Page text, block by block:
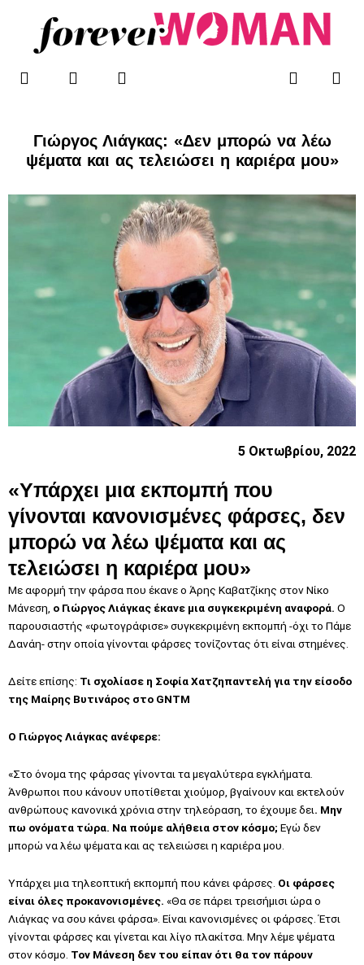
περιεχόμενο
F
a
o
o
-
T
w
t
e
r
I
n
a
g
r
m
Search
Γιώργος Λιάγκας: «Δεν μπορώ να λέω
ψέματα και ας τελειώσει η καριέρα μου»
5 Οκτωβρίου, 2022
«Υπάρχει μια εκπομπή που
γίνονται κανονισμένες φάρσες, δεν
μπορώ να λέω ψέματα και ας
τελειώσει η καριέρα μου»
Με αφορμή την φάρσα που έκανε ο Άρης Καβατζίκης στον Νίκο
Μάνεση, ο Γιώργος Λιάγκας έκανε μια συγκεκριμένη αναφορά. Ο
παρουσιαστής «φωτογράφισε» συγκεκριμένη εκπομπή -όχι το Πάμε
Δανάη- στην οποία γίνονται φάρσες τονίζοντας ότι είναι στημένες.
Δείτε επίσης: Τι σχολίασε η Σοφία Χατζηπαντελή για την είσοδο
της Μαίρης Βυτινάρος στο GNTM
Ο Γιώργος Λιάγκας ανέφερε:
«Στο όνομα της φάρσας γίνονται τα μεγαλύτερα εγκλήματα.
Άνθρωποι που κάνουν υποτίθεται χιούμορ, βγαίνουν και εκτελούν
ανθρώπους κανονικά χρόνια στην τηλεόραση, το έχουμε δει. Μην
πω ονόματα τώρα. Να πούμε αλήθεια στον κόσμο; Εγώ δεν
μπορώ να λέω ψέματα και ας τελειώσει η καριέρα μου.
Υπάρχει μια τηλεοπτική εκπομπή που κάνει φάρσες. Οι φάρσες
είναι όλες προκανονισμένες. «Θα σε πάρει τρεισήμισι ώρα ο
Λιάγκας να σου κάνει φάρσα». Είναι κανονισμένες οι φάρσες. Έτσι
γίνονται φάρσες και γίνεται και λίγο πλακίτσα. Μην λέμε ψέματα
στον κόσμο. Τον Μάνεση δεν του είπαν ότι θα τον πάρουν